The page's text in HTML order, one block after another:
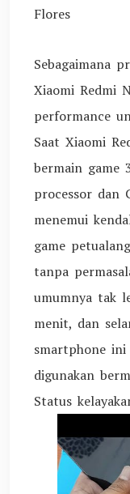
Flores
Sebagaimana
Xiaomi Redmi
performance
Saat Xiaomi
bermain game
processor dan
menemui
game
tanpa
umumnya tak
menit, dan
smartphone ini
digunakan
Status